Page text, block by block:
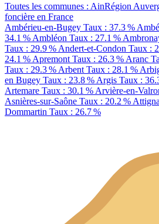
Toutes les communes : AinRégion
foncière en France
Ambérieu-en-Bugey Taux : 37.3 %
34.1 % Ambléon Taux : 27.1 %
Taux : 29.9 % Andert-et-Condon Taux :
24.1 % Apremont Taux : 26.3 % Aranc
Taux : 29.3 % Arbent Taux : 28.1 %
en Bugey Taux : 23.8 % Argis Taux :
Artemare Taux : 30.1 % Arvière-en-
Asnières-sur-Saône Taux : 20.2 %
Dommartin Taux : 26.7 %